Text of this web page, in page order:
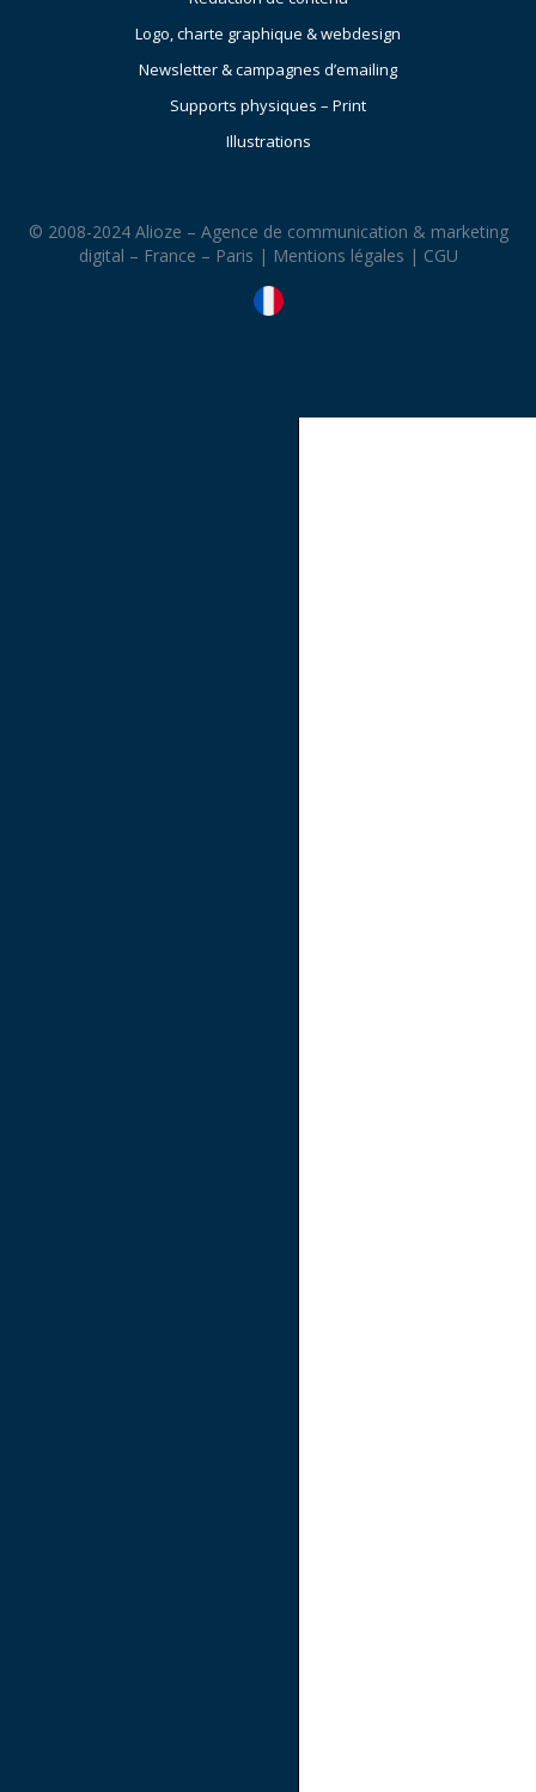
Logo, charte graphique & webdesign
Newsletter & campagnes d’emailing
Supports physiques – Print
Illustrations
© 2008-2024 Alioze – Agence de communication & marketing
digital – France – Paris | Mentions légales | CGU